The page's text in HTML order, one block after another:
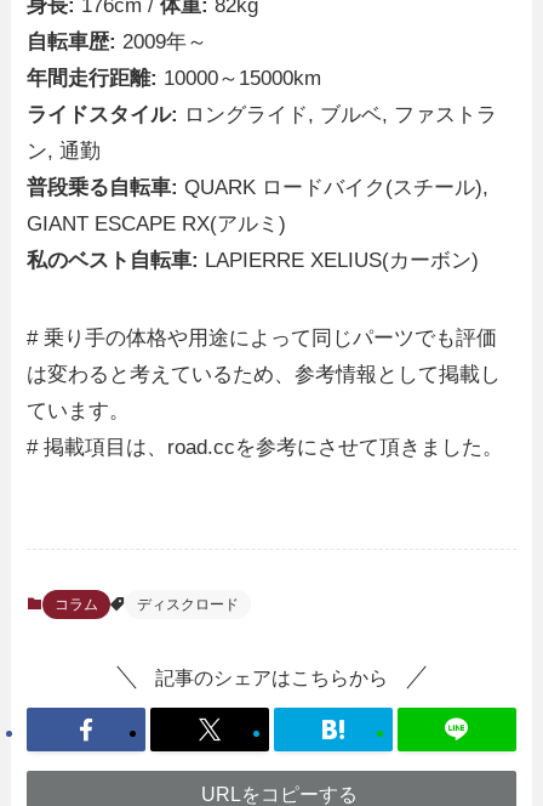
身長: 176cm /体重: 82kg
自転車歴: 2009年～
年間走行距離: 10000～15000km
ライドスタイル: ロングライド, ブルベ, ファストラ
ン, 通勤
普段乗る自転車: QUARK ロードバイク(スチール),
GIANT ESCAPE RX(アルミ)
私のベスト自転車: LAPIERRE XELIUS(カーボン)
# 乗り手の体格や用途によって同じパーツでも評価
は変わると考えているため、参考情報として掲載し
ています。
# 掲載項目は、road.ccを参考にさせて頂きました。
コラム ディスクロード
記事のシェアはこちらから
URLをコピーする